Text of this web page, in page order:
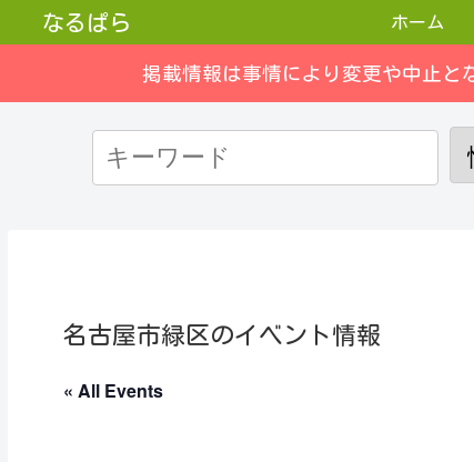
なるぱら ホーム
掲載情報は事情により変更や中止と
名古屋市緑区のイベント情報
« All Events